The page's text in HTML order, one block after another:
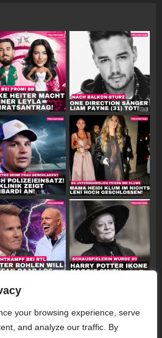
your browsing experience, serve
and analyze our traffic. By
on Instagram